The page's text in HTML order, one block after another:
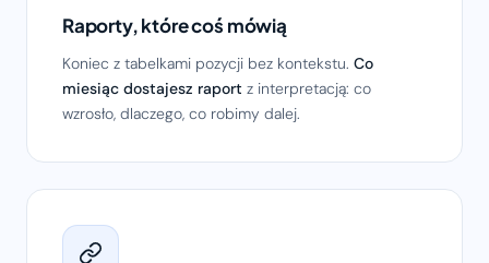
Raporty, które coś mówią
Koniec z tabelkami pozycji bez kontekstu. Co
miesiąc dostajesz raport z interpretacją: co
wzrosło, dlaczego, co robimy dalej.